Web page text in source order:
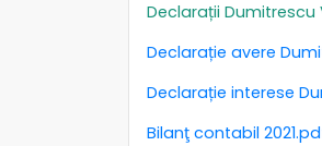
Declarații Dumitrescu
Declarație avere
Declarație interese
Bilanţ contabil